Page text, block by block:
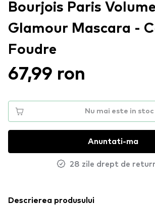
Bourjois Paris Volume
Glamour Mascara -
Foudre
67,99 ron
Nu mai este in stoc
Anuntati-ma
28 zile drept de
Descrierea produsului